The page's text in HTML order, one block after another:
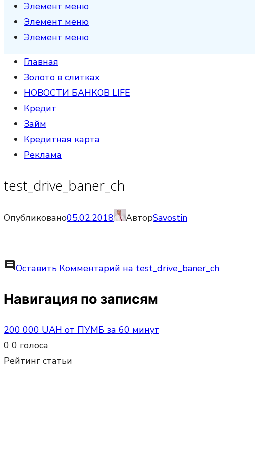
Элемент меню
Элемент меню
Элемент меню
Главная
Золото в слитках
НОВОСТИ БАНКОВ LIFE
Кредит
Займ
Кредитная карта
Реклама
test_drive_baner_ch
Опубликовано05.02.2018 АвторSavostin
commentОставить Комментарий на test_drive_baner_ch
Навигация по записям
200 000 UAH от ПУМБ за 60 минут
0 0 голоса
Рейтинг статьи